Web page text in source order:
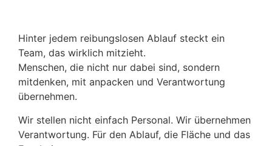
Hinter jedem reibungslosen Ablauf steckt ein
Team, das wirklich mitzieht.
Menschen, die nicht nur dabei sind, sondern
mitdenken, mit anpacken und Verantwortung
übernehmen.
Wir stellen nicht einfach Personal. Wir übernehmen
Verantwortung. Für den Ablauf, die Fläche und das